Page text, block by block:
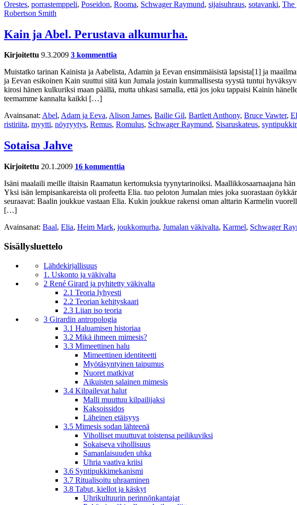
Orestes, porrastemppeli, Poseidon, Rooma, Schwager Raymund, sijaisuhraus, sotavanki, The
Robertson Smith
Kain ja Abel. Perustava alkumurha.
Kirjoitettu 9.3.2009 3 kommenttia
Muistatko tarinan Kainista ja Aabelista, Adamin ja Eevan ensimmäisistä lapsista[1] ja
ja Eevan esikoinen Kain suuttui siitä kun Jumala jostain kummallisesta syystä tuntui
kirosi hänen kulkuriksi maan päällä, mutta uhkasi samalla, että jos joku tappaisi Kainin
teemamme kannalta kaikki […]
Avainsanat: Abel, Adam ja Eeva, Alison James, Bailie Gil, Bartlett Anthony, Bruce Vawter,
ristiriita, myytti, nöyryytys, Remus, Romulus, Schwager Raymund, Sisaruskateus,
Sotaisa Jahve
Kirjoitettu 20.1.2009 16 kommenttia
Isäni maalaili meille iltaisin Raamatun kertomuksia tyynytarinoiksi. Maallikkosaarnaajana
Yksi isän lempisankareista oli profeetta Elia. tuo peloton Jumalan mies joka suorastaan
seuraavat: Baalin joukkue vastaan Elia. Kukin joukkue rakensi oman alttarin Karmelin
[…]
Avainsanat: Baal, Elia, Heim Mark, joukkomurha, Jumalan väkivalta, Karmel, Schwager
Sisällysluettelo
Lähdekirjallisuus
1. Uskonto ja väkivalta
2 René Girard ja pyhitetty väkivalta
2.1 Teoria lyhyesti
2.2 Teorian kehityskaari
2.3 Liian iso teoria
3 Girardin antropologia
3.1 Haluamisen historiaa
3.2 Mikä ihmeen mimesis?
3.3 Mimeettinen halu
Mimeettinen identiteetti
Myötäsyntyinen taipumus
Nuoret matkivat
Aikuisten salainen mimesis
3.4 Kilpailevat halut
Malli muuttuu kilpailijaksi
Kaksoissidos
Läheinen etäisyys
3.5 Mimesis sodan lähteenä
Viholliset muuttuvat toistensa peilikuviksi
Sokaiseva vihollisuus
Samanlaisuuden uhka
Uhria vaativa kriisi
3.6 Syntipukkimekanismi
3.7 Ritualisoitu uhraaminen
3.8 Tabut, kiellot ja käskyt
Uhrikultuurin perinnönkantajat